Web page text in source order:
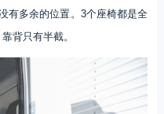
有多余的位置。3个座椅都是全
背只有半截。